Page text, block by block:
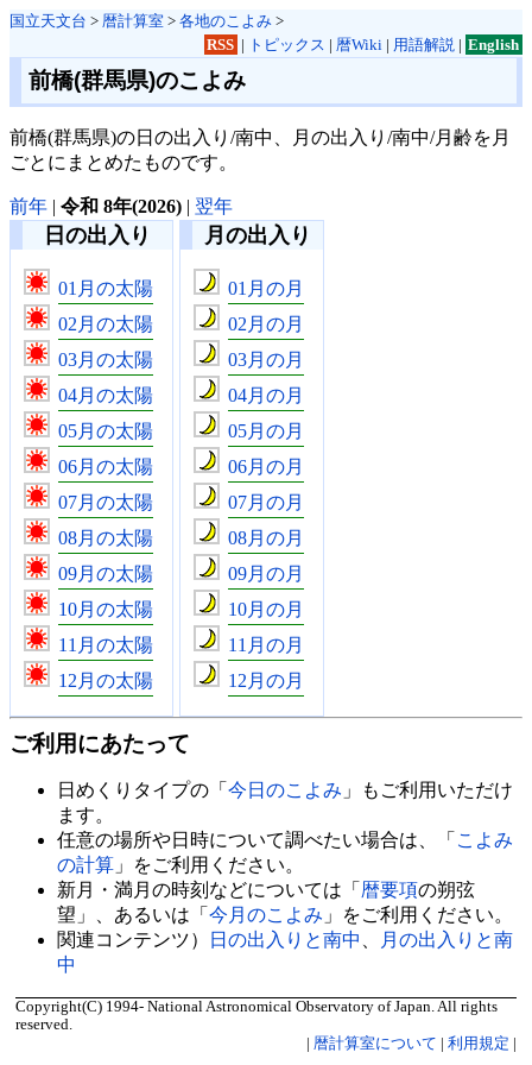
国立天文台 > 暦計算室 > 各地のこよみ >
RSS | トピックス | 暦Wiki| 用語解説| English
前橋(群馬県)のこよみ
前橋(群馬県)の日の出入り/南中、月の出入り/南中/月齢を月
ごとにまとめたものです。
前年 | 令和 8年(2026) | 翌年
日の出入り
01月の太陽
02月の太陽
03月の太陽
04月の太陽
05月の太陽
06月の太陽
07月の太陽
08月の太陽
09月の太陽
10月の太陽
11月の太陽
12月の太陽
月の出入り
01月の月
02月の月
03月の月
04月の月
05月の月
06月の月
07月の月
08月の月
09月の月
10月の月
11月の月
12月の月
ご利用にあたって
日めくりタイプの「 今日のこよみ 」もご利用いただけ
ます。
任意の場所や日時について調べたい場合は、「 こよみ
の計算 」をご利用ください。
新月・満月の時刻などについては「 暦要項の朔弦
望」、あるいは「 今月のこよみ 」をご利用ください。
関連コンテンツ）
日の出入りと南中
月の出入りと南
中
Copyright(C) 1994- National Astronomical Observatory of Japan. All rights
reserved.
| 暦計算室について | 利用規定 |